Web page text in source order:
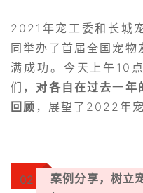
2021年宠工委和长城
同举办了首届全国宠物
满成功。今天上午10
们， 对各自在过去一年
回顾 ，展望 了2022年宠
02
案例分享，树立